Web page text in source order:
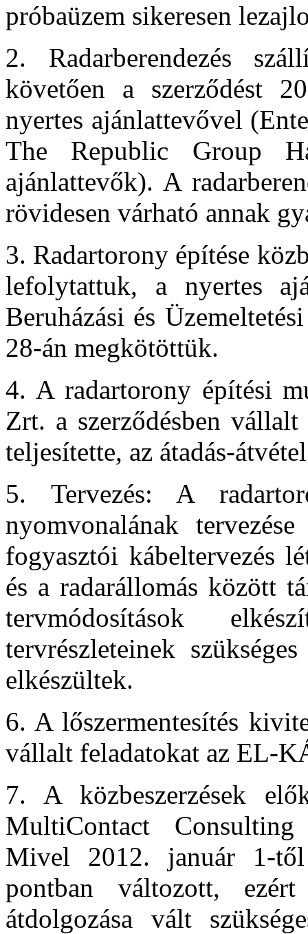
próbaüzem sikeresen
2. Radarberendezés
követően a szerződést
nyertes ajánlattevővel
The Republic Group
ajánlattevők). A
rövidesen várható annak
3. Radartorony építése
lefolytattuk, a nyertes
Beruházási és
28-án megkötöttük.
4. A radartorony építési
Zrt. a szerződésben
teljesítette, az átadás-
5. Tervezés: A
nyomvonalának
fogyasztói kábeltervezés
és a radarállomás között
tervmódosítások
tervrészleteinek
elkészültek.
6. A lőszermentesítés
vállalt feladatokat az EL-
7. A közbeszerzések
MultiContact
Mivel 2012. január 1-
pontban változott,
átdolgozása vált